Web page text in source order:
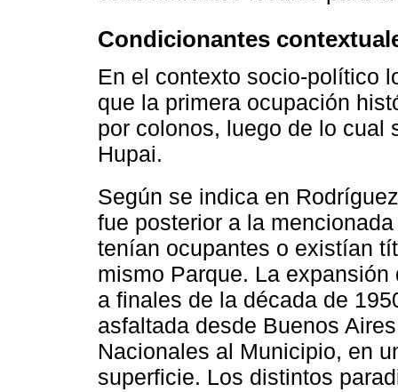
Condicionantes
En el contexto socio-político
que la primera ocupación
por colonos, luego de lo cual
Hupai.
Según se indica en
fue posterior a la
tenían ocupantes o existían
mismo Parque. La
a finales de la década de
asfaltada desde Buenos
Nacionales al Municipio, en
superficie. Los distintos